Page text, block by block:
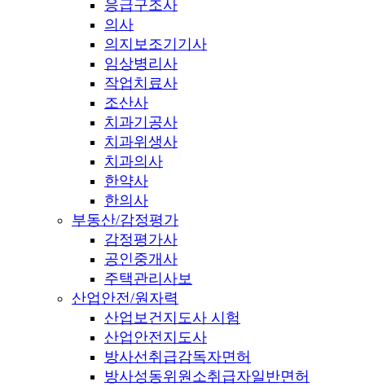
응급구조사
의사
의지보조기기사
임상병리사
작업치료사
조산사
치과기공사
치과위생사
치과의사
한약사
한의사
부동산/감정평가
감정평가사
공인중개사
주택관리사보
산업안전/원자력
산업보건지도사 시험
산업안전지도사
방사선취급감독자면허
방사성동위원소취급자일반면허